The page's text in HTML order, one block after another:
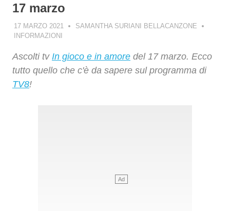
17 marzo
17 MARZO 2021
SAMANTHA SURIANI BELLACANZONE
INFORMAZIONI
Ascolti tv In gioco e in amore del 17 marzo. Ecco
tutto quello che c'è da sapere sul programma di
TV8!